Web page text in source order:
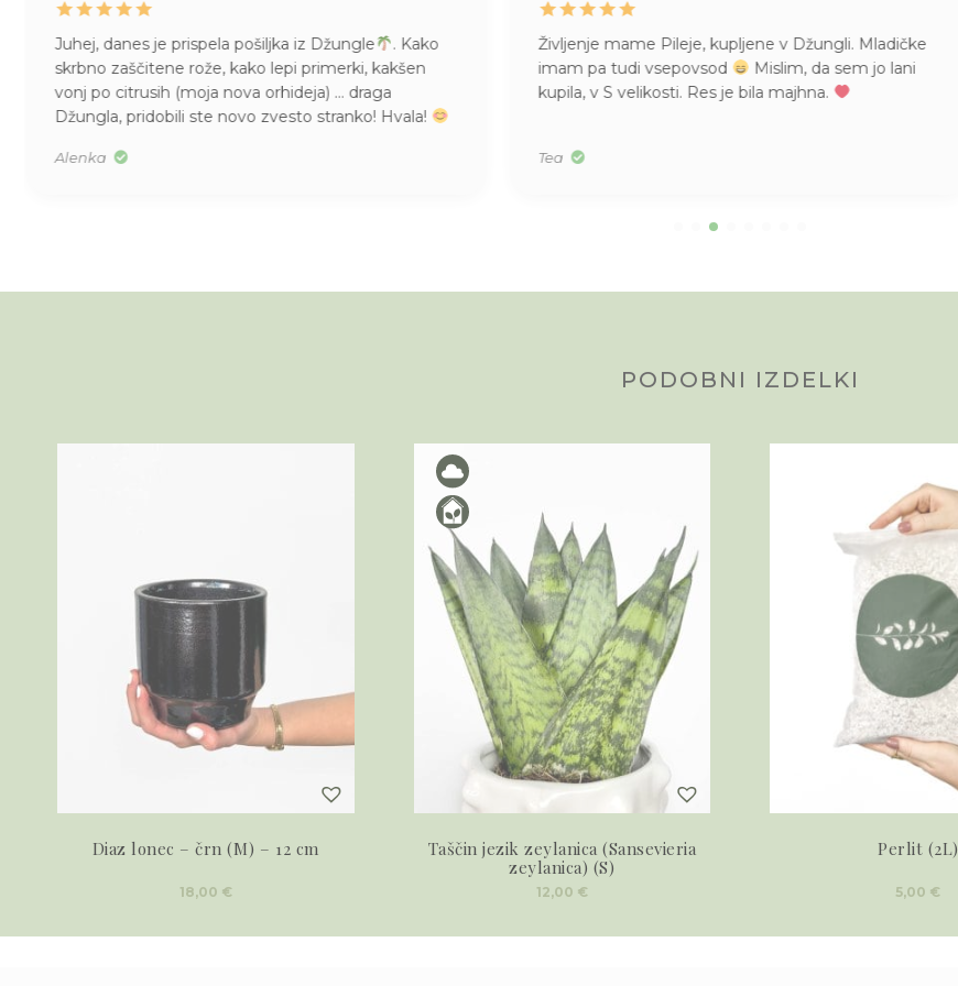
Juhej, danes je prispela pošiljka iz Džungle
. Kako
skrbno zaščitene rože, kako lepi primerki, kakšen
vonj po citrusih (moja nova orhideja) … draga
Džungla, pridobili ste novo zvesto stranko! Hvala!
Alenka
Življenje mame Pileje, kupljene v Džungli. Mladičke
imam pa tudi vsepovsod
Mislim, da sem jo lani
kupila, v S velikosti. Res je bila majhna.
Tea
PODOBNI IZDELKI
Diaz lonec – črn (M) – 12 cm
18,00 €
Taščin jezik zeylanica (Sansevieria
zeylanica) (S)
12,00 €
Perlit (2L)
5,00 €